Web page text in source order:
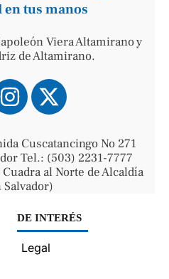
en tus manos
Viera Altamirano y
de Altamirano.
Cuscatancingo No 271
Tel.: (503) 2231-7777
al Norte de Alcaldía
Salvador)
DE INTERÉS
Legal